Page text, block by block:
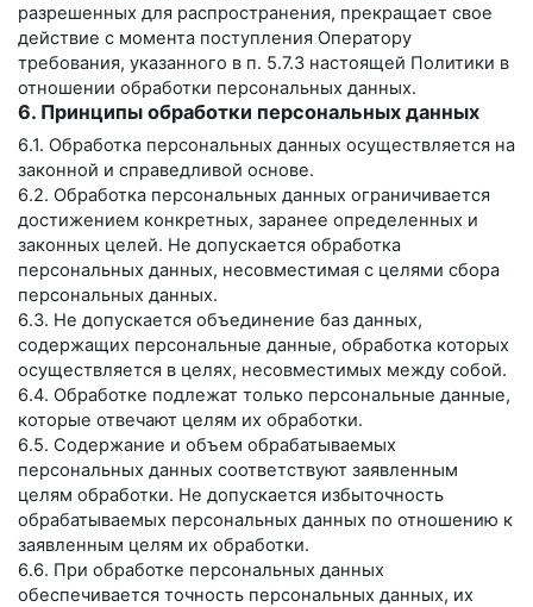
разрешенных для распространения, прекращает свое
действие с момента поступления Оператору
требования, указанного в п. 5.7.3 настоящей Политики в
отношении обработки персональных данных.
6. Принципы обработки персональных данных
6.1. Обработка персональных данных осуществляется на
законной и справедливой основе.
6.2. Обработка персональных данных ограничивается
достижением конкретных, заранее определенных и
законных целей. Не допускается обработка
персональных данных, несовместимая с целями сбора
персональных данных.
6.3. Не допускается объединение баз данных,
содержащих персональные данные, обработка которых
осуществляется в целях, несовместимых между собой.
6.4. Обработке подлежат только персональные данные,
которые отвечают целям их обработки.
6.5. Содержание и объем обрабатываемых
персональных данных соответствуют заявленным
целям обработки. Не допускается избыточность
обрабатываемых персональных данных по отношению к
заявленным целям их обработки.
6.6. При обработке персональных данных
обеспечивается точность персональных данных, их